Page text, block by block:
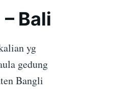
Bali
yg
gedung
Bangli